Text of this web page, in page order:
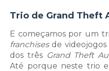
Trio de Grand Theft
E começamos por um
franchisesde videojogos
dos três Grand Theft
Até porque neste trio